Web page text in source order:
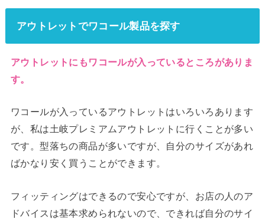
アウトレットでワコール製品を探す
アウトレットにもワコールが入っているところがありま
す。
ワコールが入っているアウトレットはいろいろあります
が、私は土岐プレミアムアウトレットに行くことが多い
です。型落ちの商品が多いですが、自分のサイズがあれ
ばかなり安く買うことができます。
フィッティングはできるので安心ですが、お店の人のア
ドバイスは基本求められないので、できれば自分のサイ